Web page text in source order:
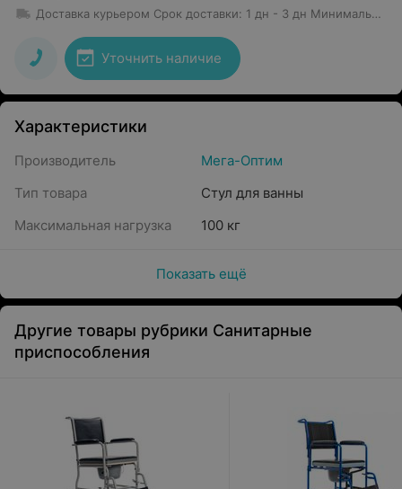
Доставка курьером Срок доставки: 1 дн - 3 дн Минимальная сумма заказа: 50 руб.
Уточнить наличие
Характеристики
Производитель
Мега-Оптим
Тип товара
Стул для ванны
Максимальная нагрузка
100 кг
Показать ещё
Другие товары рубрики Санитарные
приспособления